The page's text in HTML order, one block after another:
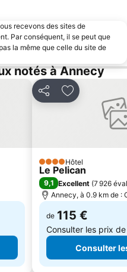
d'Albigny
Compagnie des Bâteaux du Lac d'Annecy
Phare
Les Grandes Médiévales
Carré Curial
Plage Municipale
recevons des sites de
Par conséquent, il se peut que
la même que celle du site de
notés à Annecy
PartagerAjouter à
4 ÉtoilesHôtel
Le Pelican
9,1 Excellent (7 926
Annecy, à 0.9 km de :
de 115 €
Consulter les prix
Consulter